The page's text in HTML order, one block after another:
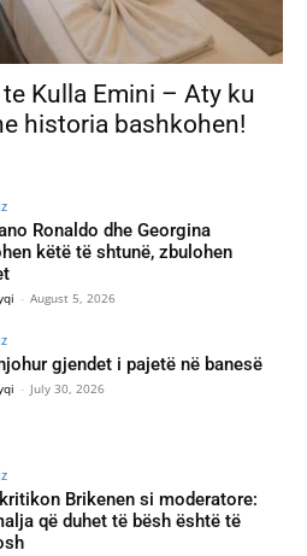
Kulla Emini – Aty ku
historia bashkohen!
Ronaldo dhe Georgina
këtë të shtunë, zbulohen
- August 5, 2026
gjendet i pajetë në banesë
- July 30, 2026
Brikenen si moderatore:
që duhet të bësh është të